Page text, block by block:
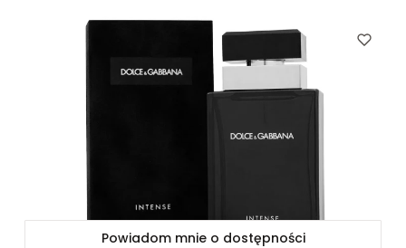
Powiadom mnie o dostępności